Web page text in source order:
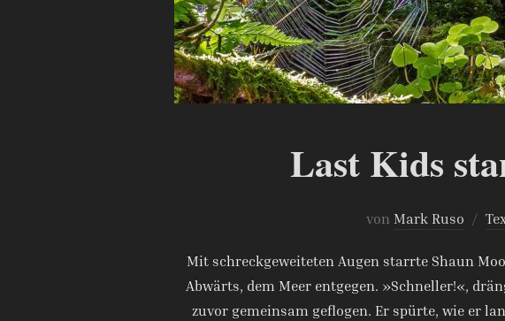
Last Kids
von Mark Ruso
Mit schreckgeweiteten Augen starrte Shaun
Abwärts, dem Meer entgegen. »Schneller!«,
zuvor gemeinsam geflogen. Er spürte, wie er